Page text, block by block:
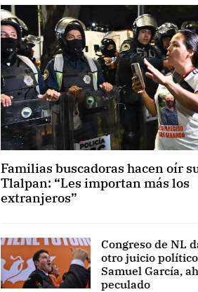
Familias buscadoras hacen oír
Tlalpan: “Les importan más los
extranjeros”
Congreso de NL
otro juicio
Samuel García,
peculado